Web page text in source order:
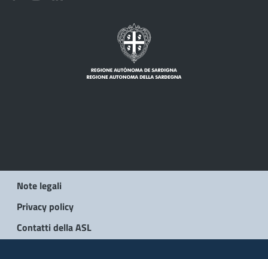
Note legali
Privacy policy
Contatti della ASL